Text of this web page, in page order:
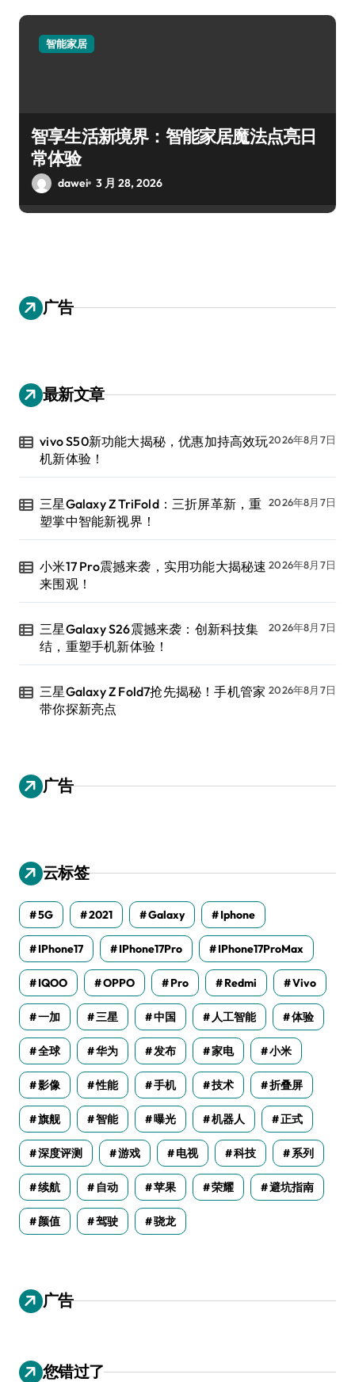
智能家居
智享生活新境界：智能家居魔法点亮日
常体验
dawei 3 月 28, 2026
广告
最新文章
vivo S50新功能大揭秘，优惠加持高效玩
机新体验！
2026年8月7日
三星Galaxy Z TriFold：三折屏革新，重
塑掌中智能新视界！
2026年8月7日
小米17 Pro震撼来袭，实用功能大揭秘速
来围观！
2026年8月7日
三星Galaxy S26震撼来袭：创新科技集
结，重塑手机新体验！
2026年8月7日
三星Galaxy Z Fold7抢先揭秘！手机管家
带你探新亮点
2026年8月7日
广告
云标签
5G 2021 Galaxy Iphone
IPhone17 IPhone17Pro IPhone17ProMax
IQOO OPPO Pro Redmi Vivo
一加 三星 中国 人工智能 体验
全球 华为 发布 家电 小米
影像 性能 手机 技术 折叠屏
旗舰 智能 曝光 机器人 正式
深度评测 游戏 电视 科技 系列
续航 自动 苹果 荣耀 避坑指南
颜值 驾驶 骁龙
广告
您错过了